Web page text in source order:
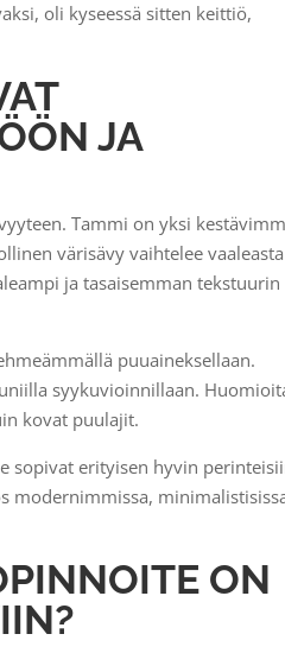
oli kyseessä sitten keittiö,
JA
Tammi on yksi
värisävy vaihtelee vaaleasta
ja tasaisemman tekstuurin
puuaineksellaan.
syykuvioinnillaan.
kovat puulajit.
sopivat erityisen hyvin
modernimmissa,
ON